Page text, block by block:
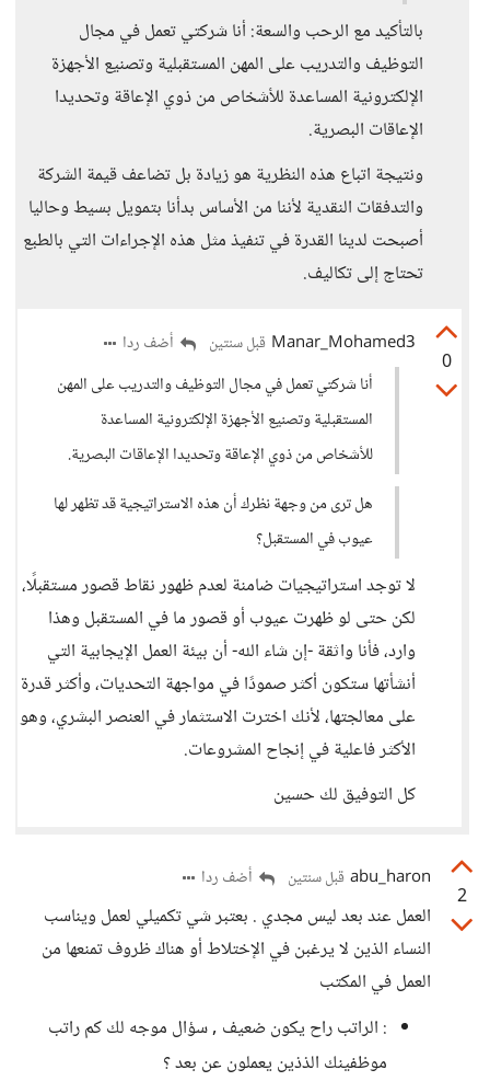
بالتأكيد مع الرحب والسعة: أنا شركتي تعمل في مجال
التوظيف والتدريب على المهن المستقبلية وتصنيع الأجهزة
الإلكترونية المساعدة للأشخاص من ذوي الإعاقة وتحديدا
الإعاقات البصرية.
ونتيجة اتباع هذه النظرية هو زيادة بل تضاعف قيمة الشركة
والتدفقات النقدية لأننا من الأساس بدأنا بتمويل بسيط وحاليا
أصبحت لدينا القدرة في تنفيذ مثل هذه الإجراءات التي بالطبع
تحتاج إلى تكاليف.
0
Manar_Mohamed3 قبل سنتين
أضف ردا
أنا شركتي تعمل في مجال التوظيف والتدريب على المهن
المستقبلية وتصنيع الأجهزة الإلكترونية المساعدة
للأشخاص من ذوي الإعاقة وتحديدا الإعاقات البصرية.
هل ترى من وجهة نظرك أن هذه الاستراتيجية قد تظهر لها
عيوب في المستقبل؟
لا توجد استراتيجيات ضامنة لعدم ظهور نقاط قصور مستقبلًا،
لكن حتى لو ظهرت عيوب أو قصور ما في المستقبل وهذا
وارد، فأنا واثقة -إن شاء الله- أن بيئة العمل الإيجابية التي
أنشأتها ستكون أكثر صمودًا في مواجهة التحديات، وأكثر قدرة
على معالجتها، لأنك اخترت الاستثمار في العنصر البشري، وهو
الأكثر فاعلية في إنجاح المشروعات.
كل التوفيق لك حسين
2
abu_haron قبل سنتين أضف ردا
العمل عند بعد ليس مجدي . بعتبر شي تكميلي لعمل ويناسب
النساء الذين لا يرغبن في الإختلاط أو هناك ظروف تمنعها من
العمل في المكتب
: الراتب راح يكون ضعيف , سؤال موجه لك كم راتب
موظفينك الذذين يعملون عن بعد ؟